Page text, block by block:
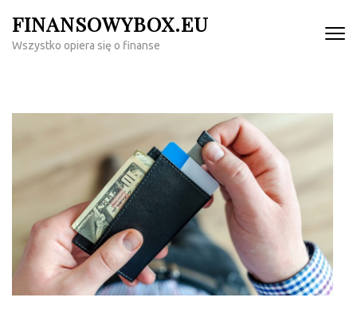
content
FINANSOWYBOX.EU
Wszystko opiera się o finanse